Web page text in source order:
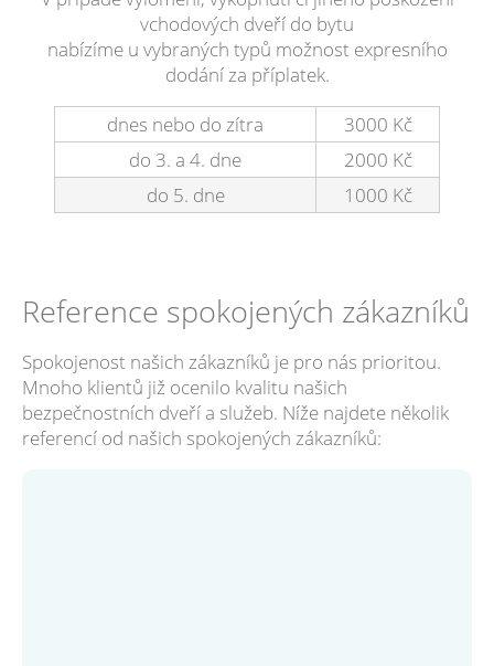
vchodových dveří do bytu
nabízíme u vybraných typů možnost expresního
dodání za příplatek.
dnes nebo do zítra
3000 Kč
do 3. a 4. dne
2000 Kč
do 5. dne
1000 Kč
Reference spokojených zákazníků
Spokojenost našich zákazníků je pro nás prioritou.
Mnoho klientů již ocenilo kvalitu našich
bezpečnostních dveří a služeb. Níže najdete několik
referencí od našich spokojených zákazníků: